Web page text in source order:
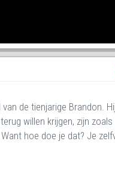
de tienjarige Brandon.
willen krijgen, zijn
hoe doe je dat? Je